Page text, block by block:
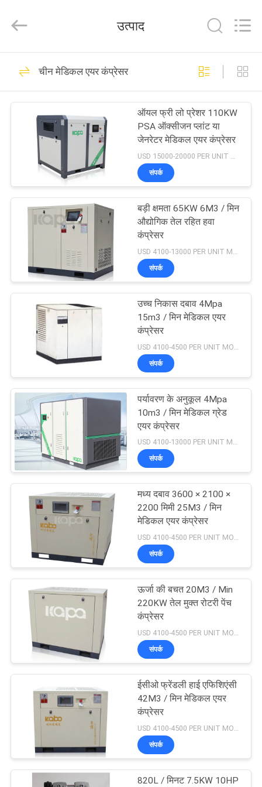
उत्पाद
वीडियो
बारे
दौरा
गुणवत्ता
नियंत्रण
हमसे
संपर्क
करें
समाचार
साइटमैप
PRIVACY
POLICY
Gas
Technology
Rights
दो चरण पेंच हवा कंप्रेसर
23
लेजर कटिंग इंटीग्रेटेड
एयर कंप्रेसर
65
बेल्ट ड्राइव एयर कंप्रेसर
पेंच हवा कंप्रेसर
79
ऑयल फ्री स्क्रू एयर
कंप्रेसर
33
वीएसडी एयर कंप्रेसर
19
उत्पाद
चीन मेडिकल एयर कंप्रेसर
ऑयल फ्री लो प्रेशर 110KW
PSA ऑक्सीजन प्लांट या
जेनरेटर मेडिकल एयर कंप्रेसर
USD 15000-20000 PER UNIT MOQ:1
संपर्क
बड़ी क्षमता 65KW 6M3 / मिन
औद्योगिक तेल रहित हवा
कंप्रेसर
संपर्क
उच्च निकास दबाव 4Mpa
15m3 / मिन मेडिकल एयर
कंप्रेसर
संपर्क
पर्यावरण के अनुकूल 4Mpa
10m3 / मिन मेडिकल ग्रेड
एयर कंप्रेसर
USD 4100-13000 PER UNIT MOQ:1
संपर्क
मध्य दबाव 3600 × 2100 ×
2200 मिमी 25M3 / मिन
मेडिकल एयर कंप्रेसर
USD 4100-4500 PER UNIT MOQ:1
संपर्क
ऊर्जा की बचत 20M3 / Min
220KW तेल मुक्त रोटरी पेंच
कंप्रेसर
संपर्क
ईसीओ फ्रेंडली हाई एफिशिएंसी
42M3 / मिन मेडिकल एयर
कंप्रेसर
संपर्क
820L / मिनट 7.5KW 10HP